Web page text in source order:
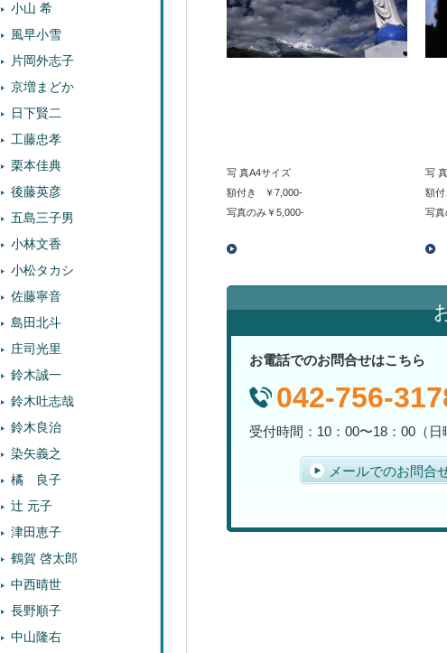
写 真A4サイズ
額付き ￥7,000-
写真のみ￥5,000-
写
額
写真
お電話でのお問合せはこちら
042-756-
受付時間：10：00〜18：00（日
メールでのお問合
小山 希
風早小雪
片岡外志子
京増まどか
日下賢二
工藤忠孝
栗本佳典
後藤英彦
五島三子男
小林文香
小松タカシ
佐藤寧音
島田北斗
庄司光里
鈴木誠一
鈴木吐志哉
鈴木良治
染矢義之
橘 良子
辻 元子
津田恵子
鶴賀 啓太郎
中西晴世
長野順子
中山隆右